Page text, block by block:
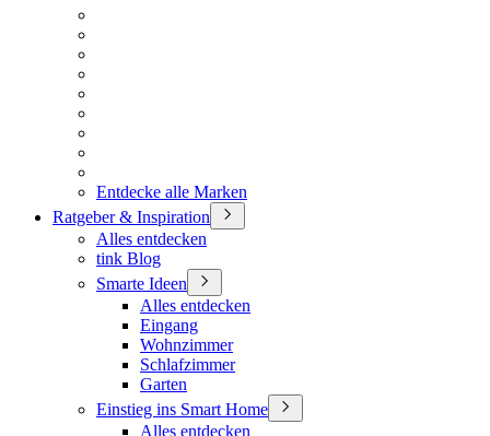
Entdecke alle Marken
Ratgeber & Inspiration
Alles entdecken
tink Blog
Smarte Ideen
Alles entdecken
Eingang
Wohnzimmer
Schlafzimmer
Garten
Einstieg ins Smart Home
Alles entdecken